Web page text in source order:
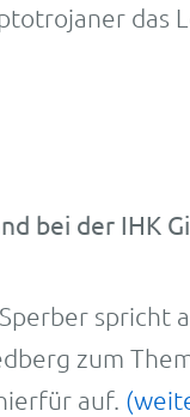
das
bei der IHK
spricht
zum
auf.